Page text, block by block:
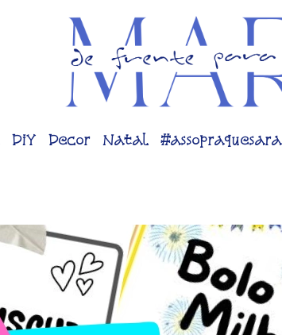
DiY Decor Natal #assopraquesara